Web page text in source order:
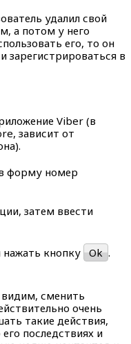
удалил свой
а потом у него
его, то он
зарегистрироваться в
Viber (в
зависит от
форму номер
затем ввести
кнопку Ok .
сменить
очень
такие действия,
последствиях и